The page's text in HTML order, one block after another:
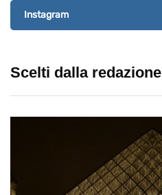
Instagram
Scelti dalla redazione